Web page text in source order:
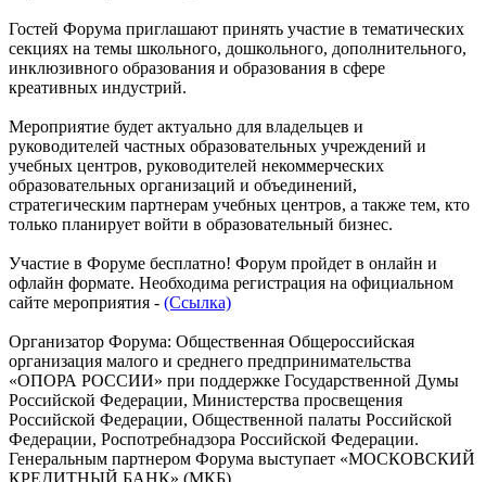
Гостей Форума приглашают принять участие в тематических
секциях на темы школьного, дошкольного, дополнительного,
инклюзивного образования и образования в сфере
креативных индустрий.
Мероприятие будет актуально для владельцев и
руководителей частных образовательных учреждений и
учебных центров, руководителей некоммерческих
образовательных организаций и объединений,
стратегическим партнерам учебных центров, а также тем, кто
только планирует войти в образовательный бизнес.
Участие в Форуме бесплатно! Форум пройдет в онлайн и
офлайн формате. Необходима регистрация на официальном
сайте мероприятия - (Ссылка)
Организатор Форума: Общественная Общероссийская
организация малого и среднего предпринимательства
«ОПОРА РОССИИ» при поддержке Государственной Думы
Российской Федерации, Министерства просвещения
Российской Федерации, Общественной палаты Российской
Федерации, Роспотребнадзора Российской Федерации.
Генеральным партнером Форума выступает «МОСКОВСКИЙ
КРЕДИТНЫЙ БАНК» (МКБ).